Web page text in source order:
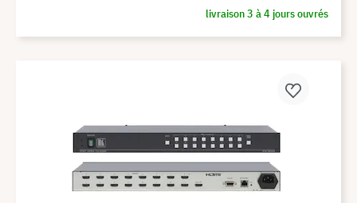
livraison 3 à 4 jours ouvrés